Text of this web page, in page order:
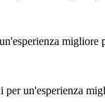
migliore
un'esperienza